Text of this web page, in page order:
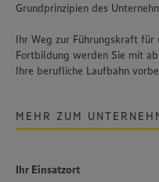
Grundprinzipien des
Ihr Weg zur Führungskraft für
Fortbildung werden Sie mit
Ihre berufliche Laufbahn
MEHR ZUM
Ihr Einsatzort